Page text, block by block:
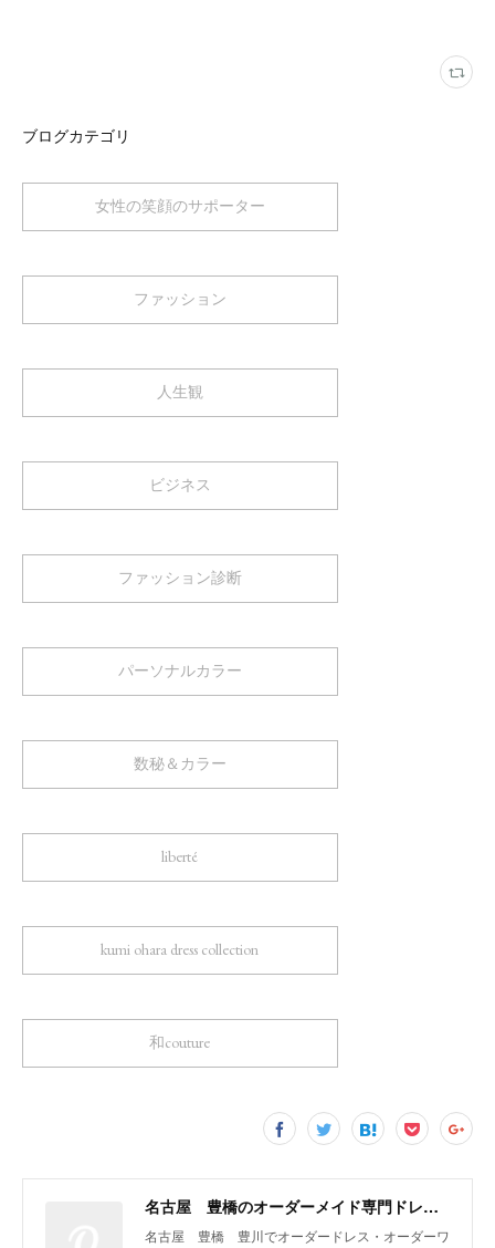
ブログカテゴリ
女性の笑顔のサポーター
ファッション
人生観
ビジネス
ファッション診断
パーソナルカラー
数秘＆カラー
liberté
kumi ohara dress collection
和couture
名古屋 豊橋のオーダーメイド専門ドレスデザイナー KUMI OHARA
名古屋 豊橋 豊川でオーダードレス・オーダーワ